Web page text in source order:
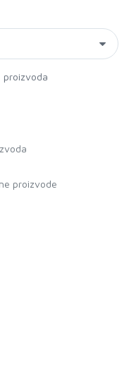
proizvoda
proizvode